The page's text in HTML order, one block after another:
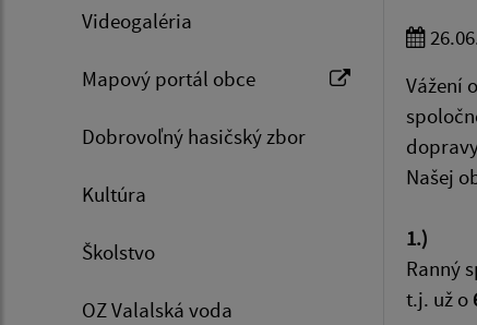
Videogaléria
Mapový portál obce
Dobrovoľný hasičský zbor
Kultúra
Školstvo
OZ Valalská voda
Vážení
Našej
1.)
Ranný
t.j. už o